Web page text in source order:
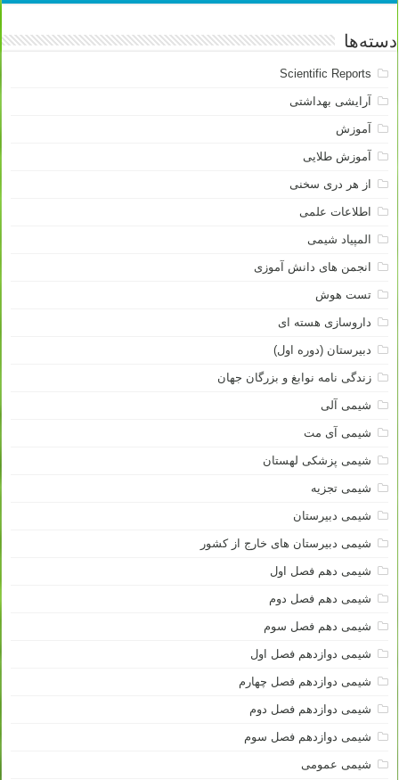
دسته‌ها
Scientific Reports
آرایشی بهداشتی
آموزش
آموزش طلایی
از هر دری سخنی
اطلاعات علمی
المپیاد شیمی
انجمن های دانش آموزی
تست هوش
داروسازی هسته ای
دبیرستان (دوره اول)
زندگی نامه نوابغ و بزرگان جهان
شیمی آلی
شیمی آی مت
شیمی پزشکی لهستان
شیمی تجزیه
شیمی دبیرستان
شیمی دبیرستان های خارج از کشور
شیمی دهم فصل اول
شیمی دهم فصل دوم
شیمی دهم فصل سوم
شیمی دوازدهم فصل اول
شیمی دوازدهم فصل چهارم
شیمی دوازدهم فصل دوم
شیمی دوازدهم فصل سوم
شیمی عمومی